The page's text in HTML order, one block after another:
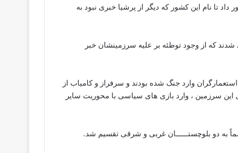
تا نام این کشور که دیگر از پرشیا خبری نبود به
که از وجود توطئه بر علیه سرزمینشان خبر
استعمارگران وارد جنگ شده بودند و سرفراز و کامیاب از
این سرزمین ، وارد بازی های سیاسی با محوریت سایر
به دو بلوچستــــــان غربی و شرقی تقسیم شد.